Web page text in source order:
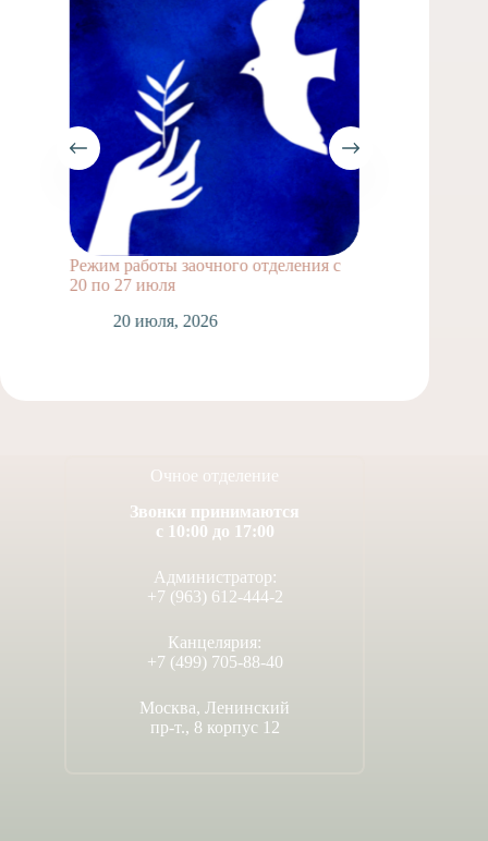
Режим работы заочного отделения с
20 по 27 июля
20 июля, 2026
Очное отделение
Звонки принимаются
с 10:00 до 17:00
Администратор:
+7 (963) 612-444-2
Канцелярия:
+7 (499) 705-88-40
Москва, Ленинский
пр-т., 8 корпус 12